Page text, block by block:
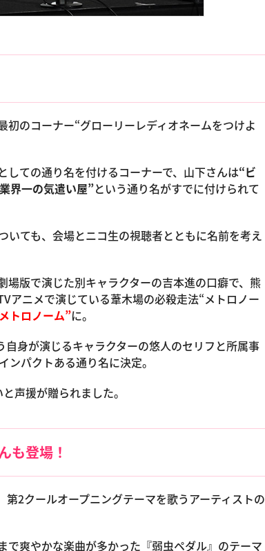
のコーナー“グローリーレディオネームをつけよ
しての通り名を付けるコーナーで、山下さんは“ビ
界一の気遣い屋”という通り名がすでに付けられて
ても、会場とニコ生の視聴者とともに名前を考え
版で演じた別キャラクターの吉本進の口癖で、熊
アニメで演じている葦木場の必殺走法“メトロノー
トロノーム”に。
身が演じるキャラクターの悠人のセリフと所属事
ンパクトある通り名に決定。
声援が贈られました。
も登場！
2クールオープニングテーマを歌うアーティストの
で爽やかな楽曲が多かった『弱虫ペダル』のテーマ